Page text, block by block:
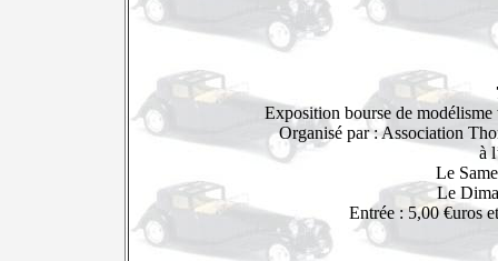
Exposition bourse de
Organisé par : Association
à
Le
Le
Entrée : 5,00 €uros